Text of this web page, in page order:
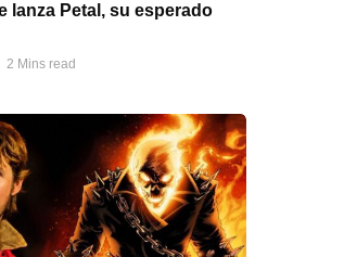
lanza Petal, su esperado
2 Mins read